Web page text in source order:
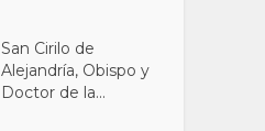
San Cirilo de
Alejandría, Obispo y
Doctor de la...